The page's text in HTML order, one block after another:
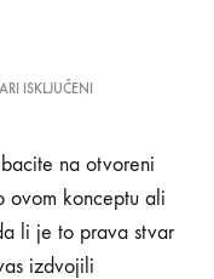
ISKLJUČENI
OTVORENOG
KONCEPTA
na otvoreni
ovom konceptu ali
li je to prava stvar
izdvojili